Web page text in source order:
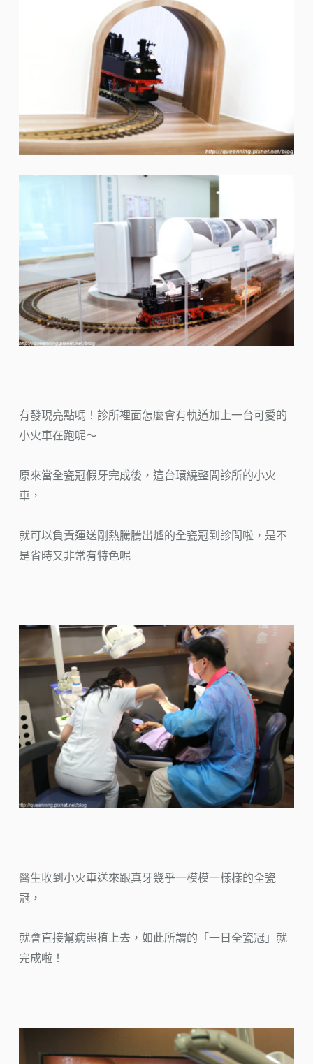
有發現亮點嗎！診所裡面怎麼會有軌道加上一台可愛的
小火車在跑呢～
原來當全瓷冠假牙完成後，這台環繞整間診所的小火
車，
就可以負責運送剛熱騰騰出爐的全瓷冠到診間啦，是不
是省時又非常有特色呢
醫生收到小火車送來跟真牙幾乎一模模一樣樣的全瓷
冠，
就會直接幫病患植上去，如此所謂的「一日全瓷冠」就
完成啦！